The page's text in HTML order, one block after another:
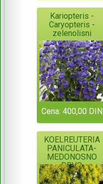
Kariopteris -
Caryopteris -
zelenolisni
Cena: 400,00 DIN
KOELREUTERIA
PANICULATA-
MEDONOSNO
DRVO